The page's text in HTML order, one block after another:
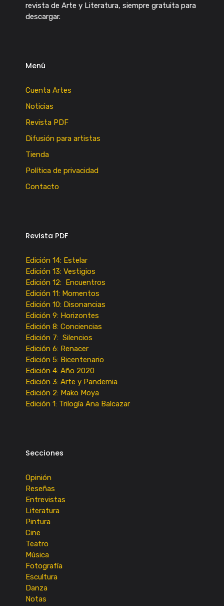
revista de Arte y Literatura, siempre gratuita para
descargar.
Menú
Cuenta Artes
Noticias
Revista PDF
Difusión para artistas
Tienda
Política de privacidad
Contacto
Revista PDF
Edición 14: Estelar
Edición 13: Vestigios
Edición 12: Encuentros
Edición 11: Momentos
Edición 10: Disonancias
Edición 9: Horizontes
Edición 8: Conciencias
Edición 7: Silencios
Edición 6: Renacer
Edición 5: Bicentenario
Edición 4: Año 2020
Edición 3: Arte y Pandemia
Edición 2: Mako Moya
Edición 1: Trilogía Ana Balcazar
Secciones
Opinión
Reseñas
Entrevistas
Literatura
Pintura
Cine
Teatro
Música
Fotografía
Escultura
Danza
Notas